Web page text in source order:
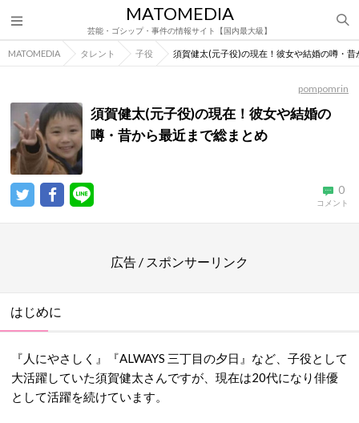
MATOMEDIA
芸能・ゴシップ・事件の情報サイト【国内最大級】
MATOMEDIA タレント 子役 須賀健太(元子役)の現在！彼女や結婚の噂・
pompomrin
須賀健太(元子役)の現在！彼女や結婚の
噂・昔から最近まで総まとめ
0
コメント
広告 / スポンサーリンク
はじめに
『人にやさしく』『ALWAYS 三丁目の夕日』など、子役として
大活躍していた須賀健太さんですが、現在は20代になり俳優
として活躍を続けています。